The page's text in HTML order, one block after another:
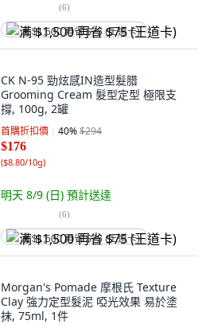
(6)
满 $1,500 再省 $75 (王道卡)
CK N-95 勁炫感IN造型髮腊
Grooming Cream 髮型定型 極限支
撐, 100g, 2罐
首購折扣價 40%$294
$176
($8.80/10g)
明天 8/9 (日) 預計送達
(6)
满 $1,500 再省 $75 (王道卡)
Morgan's Pomade 摩根氏 Texture
Clay 強力定型髮泥 啞光效果 易於塗
抹, 75ml, 1件